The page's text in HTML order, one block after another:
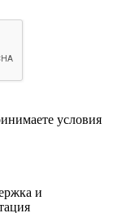
условия